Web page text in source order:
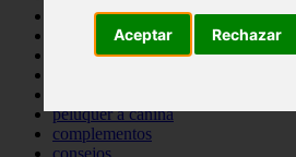
Aceptar Rechazar
peque os mam feros
legislaci n
peluquer a canina
complementos
consejos